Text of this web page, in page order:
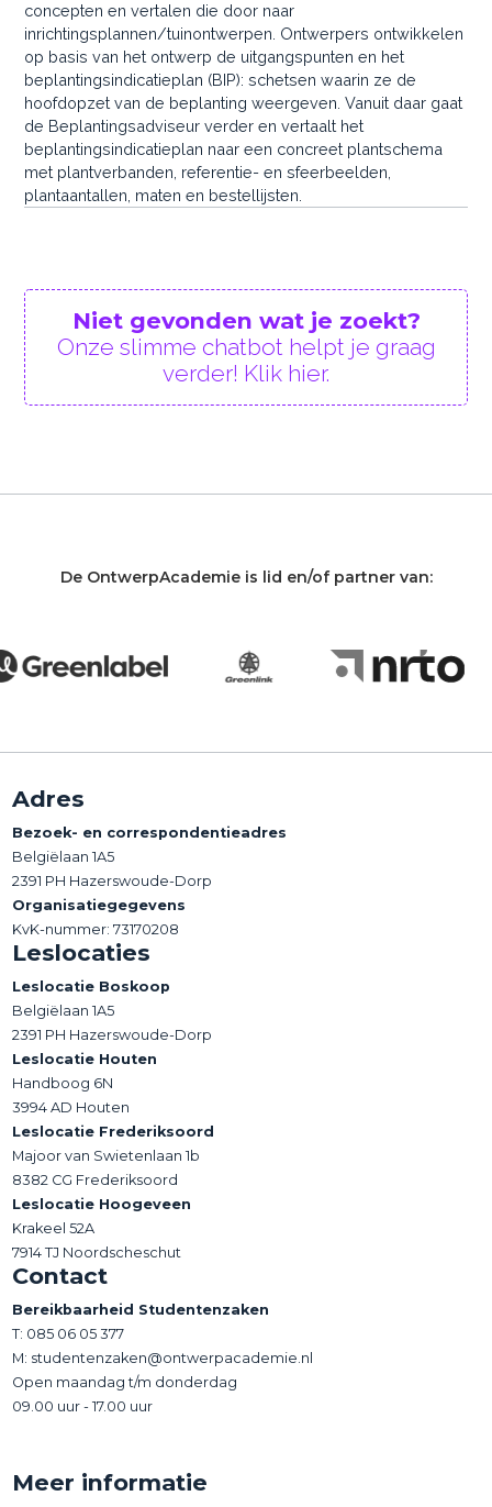
concepten en vertalen die door naar
inrichtingsplannen/tuinontwerpen. Ontwerpers ontwikkelen
op basis van het ontwerp de uitgangspunten en het
beplantingsindicatieplan (BIP): schetsen waarin ze de
hoofdopzet van de beplanting weergeven. Vanuit daar gaat
de Beplantingsadviseur verder en vertaalt het
beplantingsindicatieplan naar een concreet plantschema
met plantverbanden, referentie- en sfeerbeelden,
plantaantallen, maten en bestellijsten.
Niet gevonden wat je zoekt?
Onze slimme chatbot helpt je graag
verder! Klik hier.
De OntwerpAcademie is lid en/of partner van:
Adres
Bezoek- en correspondentieadres
Belgiëlaan 1A5
2391 PH Hazerswoude-Dorp
Organisatiegegevens
KvK-nummer: 73170208
Leslocaties
Leslocatie Boskoop
Belgiëlaan 1A5
2391 PH Hazerswoude-Dorp
Leslocatie Houten
Handboog 6N
3994 AD Houten
Leslocatie Frederiksoord
Majoor van Swietenlaan 1b
8382 CG Frederiksoord
Leslocatie Hoogeveen
Krakeel 52A
7914 TJ Noordscheschut
Contact
Bereikbaarheid Studentenzaken
T: 085 06 05 377
M: studentenzaken@ontwerpacademie.nl
Open maandag t/m donderdag
09.00 uur - 17.00 uur
Meer informatie